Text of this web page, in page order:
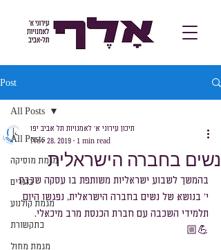
Post
All Posts
מגמת מוסיקה
בוגרים
מגמת קולנוע
בתקשורת
מגמת מחול
All Posts
נשים בחברה הישראלית
תיכון עירוני א׳ לאמנויות תל אביב יפו
Nov 28, 2019
1 min read
בהמשך לשבוע ישראליות משותפת בו עסקה שכבת
י' בנושא של נשים בחברה הישראלית, נפגשו היום
תלמידי השכבה עם חברת הכנסת מרב מיכאלי.